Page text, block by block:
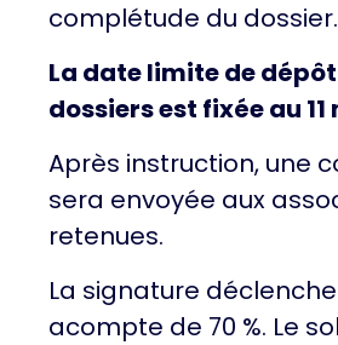
complétude du dossier.
La date limite de
dossiers est fixée au 11
Après instruction, une
sera envoyée aux
retenues.
La signature
acompte de 70 %. Le